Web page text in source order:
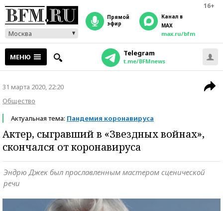
16+
Москва
прямой
эфир
Канал в
MAX
max.ru/bfm
МЕНЮ Telegram
t.me/BFMnews
31 марта 2020, 22:20
Общество
Актуальная тема: Пандемия коронавируса
Актер, сыгравший в «Звездных войнах»,
скончался от коронавируса
Эндрю Джек был прославленным мастером сценической
речи